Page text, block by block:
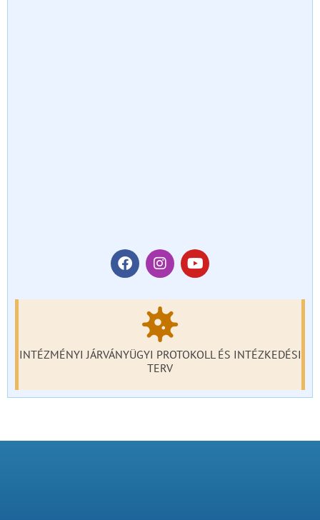
INTÉZMÉNYI JÁRVÁNYÜGYI PROTOKOLL ÉS INTÉZKEDÉSI
TERV